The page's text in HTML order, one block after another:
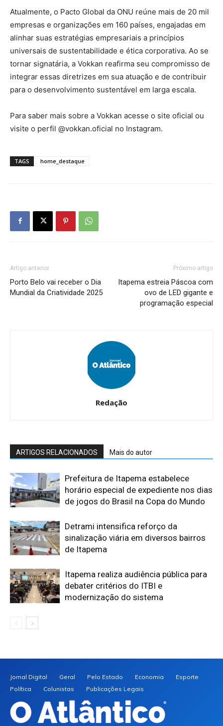
Atualmente, o Pacto Global da ONU reúne mais de 20 mil
empresas e organizações em 160 países, engajadas em
alinhar suas estratégias empresariais a princípios
universais de sustentabilidade e ética corporativa. Ao se
tornar signatária, a Vokkan reafirma seu compromisso de
integrar essas diretrizes em sua atuação e de contribuir
para o desenvolvimento sustentável em larga escala.
Para saber mais sobre a Vokkan acesse o site oficial ou
visite o perfil @vokkan.oficial no Instagram.
TAGS home_destaque
Artigo anterior
Porto Belo vai receber o Dia
Mundial da Criatividade 2025
Próximo artigo
Itapema estreia Páscoa com
ovo de LED gigante e
programação especial
Redação
ARTIGOS RELACIONADOS Mais do autor
Prefeitura de Itapema estabelece
horário especial de expediente nos dias
de jogos do Brasil na Copa do Mundo
Detrami intensifica reforço da
sinalização viária em diversos bairros
de Itapema
Itapema realiza audiência pública para
debater critérios do ITBI e
modernização do sistema
Jornal Digital Geral Pelo Estado Economia
Esporte
Política
Colunistas Publicações Legais